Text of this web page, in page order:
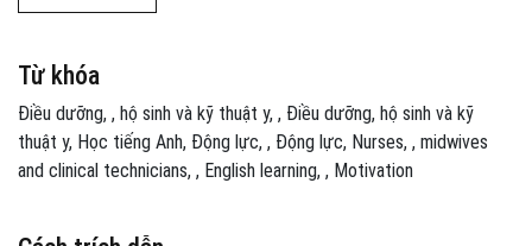
Từ khóa
Điều dưỡng , hộ sinh và kỹ thuật y , Điều dưỡng, hộ sinh và kỹ
thuật y, Học tiếng Anh, Động lực , Động lực Nurses , midwives
and clinical technicians , English learning , Motivation